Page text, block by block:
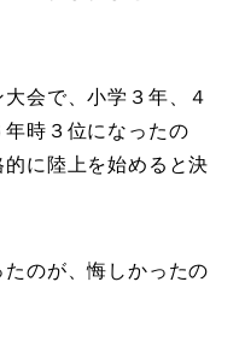
会で、小学３年、４
時３位になったの
に陸上を始めると決
のが、悔しかったの